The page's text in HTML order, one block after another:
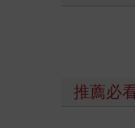
推薦必